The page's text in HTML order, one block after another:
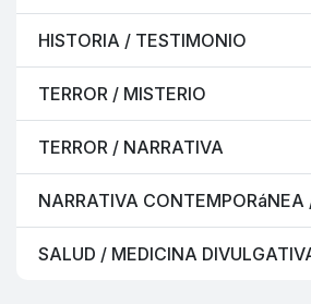
HISTORIA / TESTIMONIO
TERROR / MISTERIO
TERROR / NARRATIVA
NARRATIVA
SALUD / MEDICINA